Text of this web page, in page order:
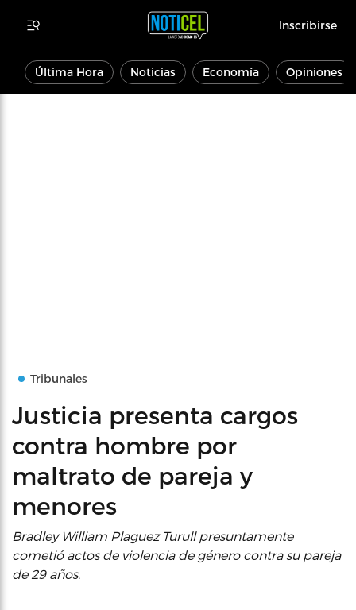
Inscribirse
Última Hora Noticias Economía Opiniones
Tribunales
Justicia presenta cargos
contra hombre por
maltrato de pareja y
menores
Bradley William Plaguez Turull presuntamente
cometió actos de violencia de género contra su pareja
de 29 años.